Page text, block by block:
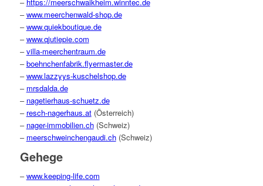
–www.meerchenwald-shop.de
–www.quiekboutique.de
–www.qjutiepie.com
–villa-meerchentraum.de
–boehnchenfabrik.flyermaster.de
–www.lazzyys-kuschelshop.de
– mrsdalda.de
– nagetierhaus-schuetz.de
– resch-nagerhaus.at(Österreich)
– nager-immobilien.ch(Schweiz)
– meerschweinchengaudi.ch(Schweiz)
Gehege
–www.keeping-life.com